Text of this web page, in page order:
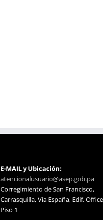
E-MAIL y Ubicación:
atencionalusuario@asep.gob.pa
Corregimiento de San Francisco,
Carrasquilla, Vía España, Edif.
Piso 1